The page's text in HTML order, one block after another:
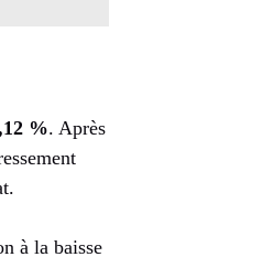
%. Après
à la baisse